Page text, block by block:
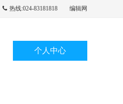
热线:024-83181818 编辑网
个人中心